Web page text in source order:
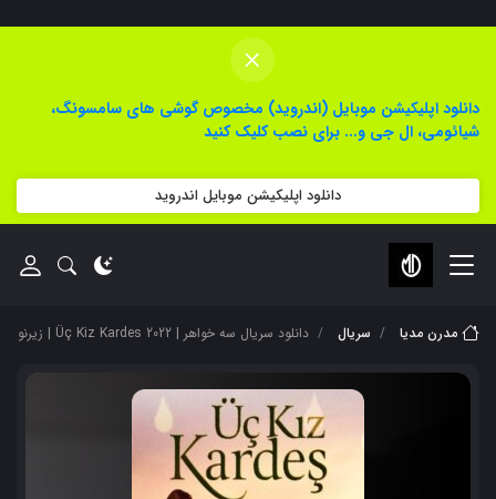
×
دانلود اپلیکیشن موبایل (اندروید) مخصوص گوشی های سامسونگ،
شیائومی، ال جی و... برای نصب کلیک کنید
دانلود اپلیکیشن موبایل اندروید
مدرن مدیا سریال دانلود سریال سه خواهر | Üç Kiz Kardes 2022 | زیرنویس + دوبله فارسی